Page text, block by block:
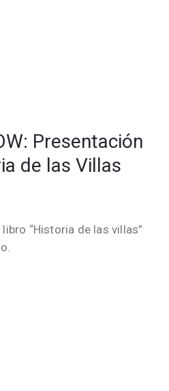
Presentación
de las Villas
“Historia de las villas”